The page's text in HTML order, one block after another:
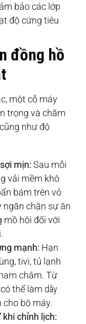
bảo các lớp
độ cứng tiêu
đồng hồ
một cỗ máy
trọng và chăm
như độ
mịn: Sau mỗi
vải mềm khô
bám trên vỏ
ngăn chặn sự ăn
mồ hôi đối với
mạnh: Hạn
tivi, tủ lạnh
châm. Từ
thể làm dây
cho bộ máy.
khi chỉnh lịch: